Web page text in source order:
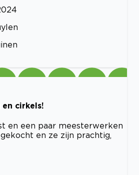
cirkels!
en een paar meesterwerken
en ze zijn prachtig,